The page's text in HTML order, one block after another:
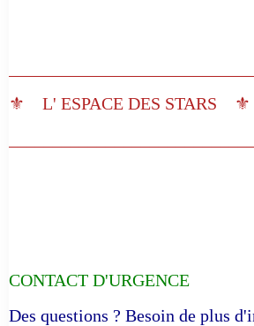
⚜️ L' ESPACE DES STARS ⚜️
CONTACT D'URGENCE
Des questions ? Besoin de plus